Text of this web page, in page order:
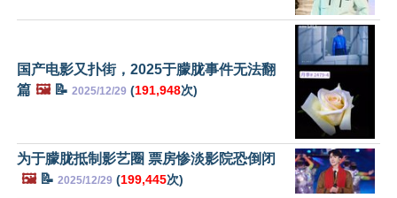
国产电影又扑街，2025于朦胧事件无法翻
篇 🖼️📝 2025/12/29 (191,948次)
为于朦胧抵制影艺圈 票房惨淡影院恐倒闭
🖼️📝 2025/12/29 (199,445次)